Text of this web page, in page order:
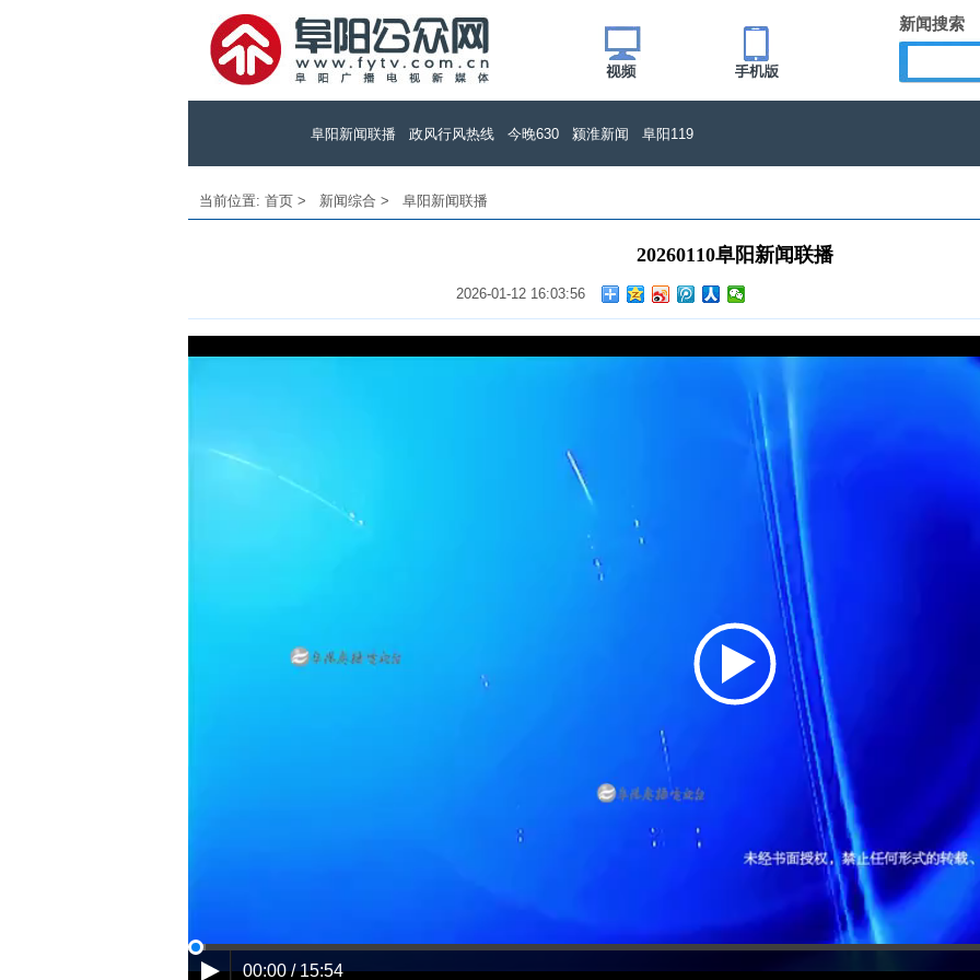
新闻搜索
阜阳新闻联播 政风行风热线 今晚630 颍淮新闻 阜阳119
当前位置: 首页 > 新闻综合 > 阜阳新闻联播
20260110阜阳新闻联播
2026-01-12 16:03:56
00:00 / 15:54